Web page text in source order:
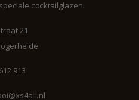
cocktailglazen.
21
913